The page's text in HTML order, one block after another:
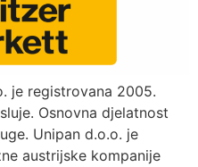
je registrovana 2005.
Osnovna djelatnost
Unipan d.o.o. je
austrijske kompanije